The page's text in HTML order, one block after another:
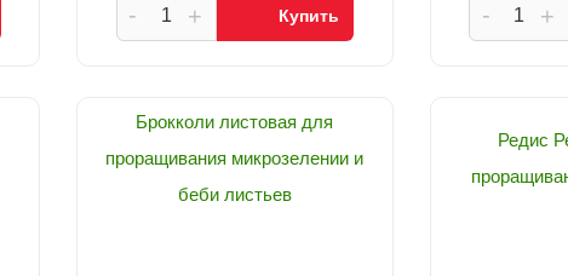
+
- Купить +
-
Брокколи листовая для
проращивания микрозелении и
беби листьев
Редис